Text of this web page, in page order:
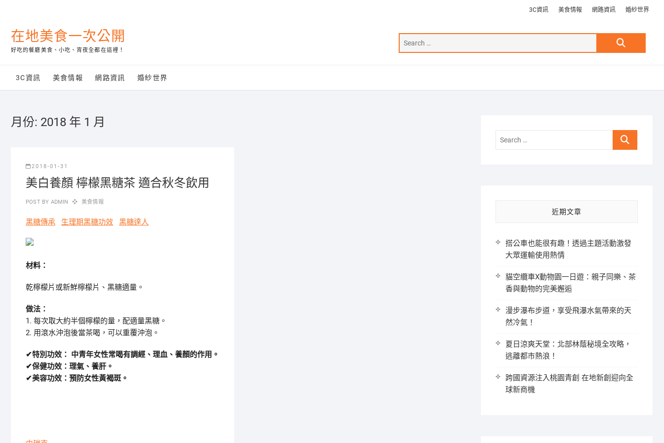
content
3C資訊 美食情報 網路資訊 婚紗世界
在地美食一次公開
好吃的餐廳美食、小吃、宵夜全都在這裡！
Search
3C資訊 美食情報 網路資訊 婚紗世界
月份: 2018 年 1 月
2018-01-31
美白養顏 檸檬黑糖茶 適合秋冬飲用
POST BY ADMIN 美食情報
黑糖傳承 生理期黑糖功效 黑糖達人
材料：
乾檸檬片或新鮮檸檬片、黑糖適量。
做法：
1. 每次取大約半個檸檬的量，配適量黑糖。
2. 用滾水沖泡後當茶喝，可以重覆沖泡。
✔特別功效： 中青年女性常喝有調經、理血、養顏的作用。
✔保健功效：理氣、養肝。
✔美容功效：預防女性黃褐斑。
Search
近期文章
搭公車也能很有趣！透過主題活動激發
大眾運輸使用熱情
貓空纜車X動物園一日遊：親子同樂、茶
香與動物的完美邂逅
漫步瀑布步道，享受飛瀑水氣帶來的天
然冷氣！
夏日涼爽天堂：北部林蔭秘境全攻略，
逃離都市熱浪！
跨國資源注入桃園青創 在地新創迎向全
球新商機